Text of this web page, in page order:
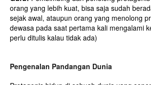
orang yang lebih kuat, bisa saja sudah
sejak awal, ataupun orang yang menolong
dewasa pada saat pertama kali mengalami
perlu ditulis kalau tidak ada)
Pengenalan Pandangan Dunia